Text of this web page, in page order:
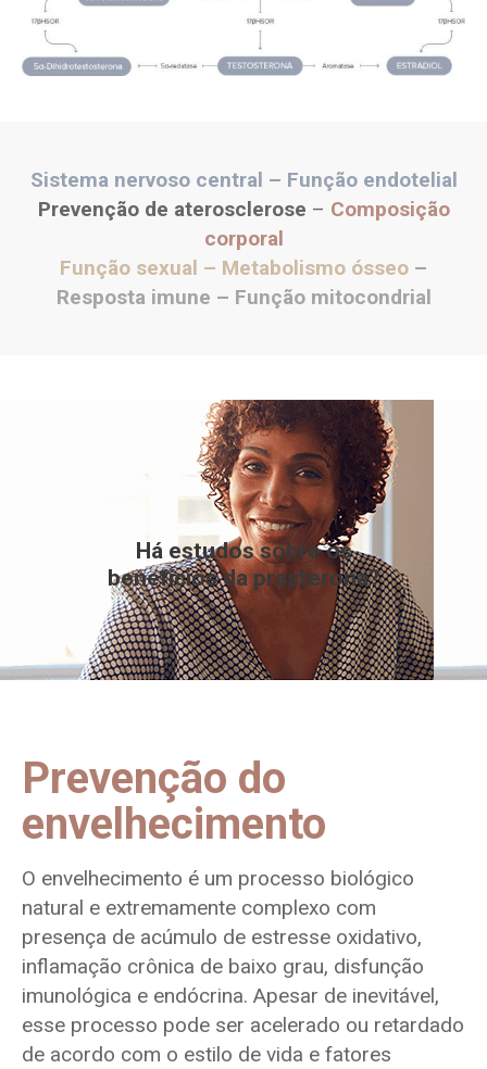
Sistema nervoso central – Função endotelial
Prevenção de aterosclerose – Composição
corporal
Função sexual – Metabolismo ósseo –
Resposta imune – Função mitocondrial
Há estudos sobre os
benefícios da prasterona?
Prevenção do
envelhecimento
O envelhecimento é um processo biológico
natural e extremamente complexo com
presença de acúmulo de estresse oxidativo,
inflamação crônica de baixo grau, disfunção
imunológica e endócrina. Apesar de inevitável,
esse processo pode ser acelerado ou retardado
de acordo com o estilo de vida e fatores